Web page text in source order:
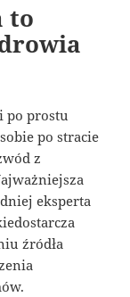
to
po prostu
po stracie
z
eksperta
źródła